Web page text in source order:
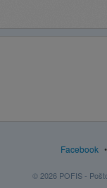
Facebook
© 2026 POFIS -